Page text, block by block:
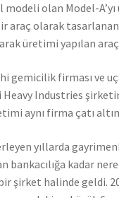
olan Model-A’yı
araç olarak
üretimi yapılan
gemicilik firması ve
Industries
aynı firma çatı
yıllarda
bankacılığa kadar
şirket halinde geldi.